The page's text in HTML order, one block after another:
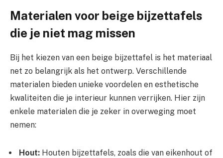
Materialen voor beige bijzettafels
die je niet mag missen
Bij het kiezen van een beige bijzettafel is het materiaal
net zo belangrijk als het ontwerp. Verschillende
materialen bieden unieke voordelen en esthetische
kwaliteiten die je interieur kunnen verrijken. Hier zijn
enkele materialen die je zeker in overweging moet
nemen:
Hout: Houten bijzettafels, zoals die van eikenhout of